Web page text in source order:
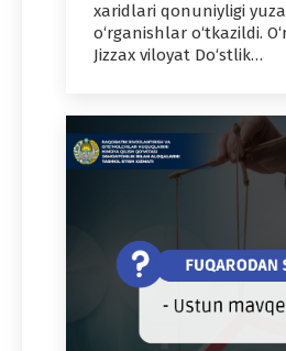
xaridlari qonuniyligi
o‘rganishlar o‘tkazildi.
Jizzax viloyat Do‘stlik…